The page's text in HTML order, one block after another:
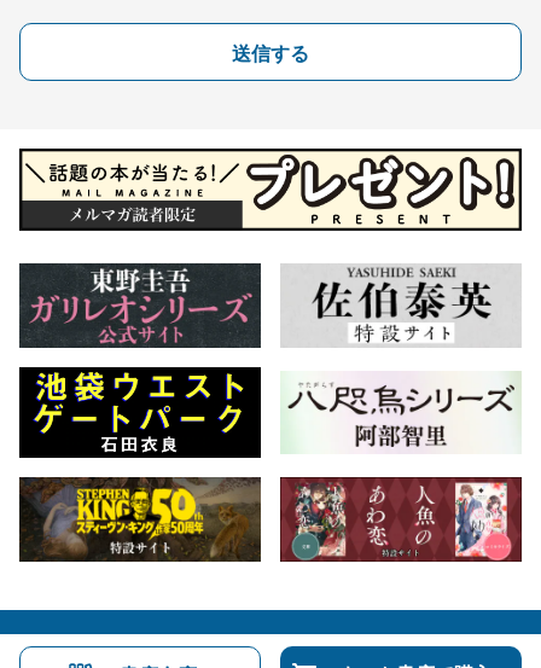
送信する
会社概要 自費出版のご案内 お問合せ